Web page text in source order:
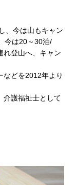
、今は山もキャン
今は20～30泊/
れ登山へ、キャン
などを2012年より
介護福祉士として